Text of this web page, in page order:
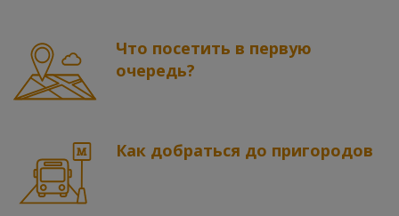
Что посетить в первую
очередь?
Как добраться до пригородов